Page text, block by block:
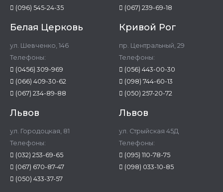
(096) 545-24-35
(067) 239-69-18
Белая Церковь
ул. Шевченко, 146
Телефоны:
(0456) 309-969
(066) 409-30-62
(067) 234-89-88
Кривой Рог
пр. Центральный, 29
Телефоны:
(056) 443-00-30
(098) 744-60-13
(050) 257-20-72
Львов
ул. Городоцкая, 81
Телефоны:
(032) 253-69-65
(067) 670-87-47
(050) 433-37-57
Львов
ул. Стрыйская 45Д
Телефоны:
(095) 110-78-75
(098) 033-10-85